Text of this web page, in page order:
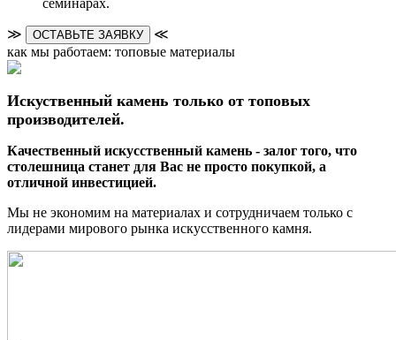
≫ ОСТАВЬТЕ ЗАЯВКУ
≪
как мы работаем: топовые материалы
Искуственный камень только от топовых
производителей.
Качественный искусственный камень - залог того, что
столешница станет для Вас не просто покупкой, а
отличной инвестицией.
Мы не экономим на материалах и сотрудничаем только с
лидерами мирового рынка искусственного камня.